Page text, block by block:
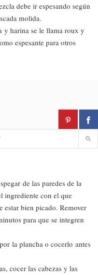
debe ir espesando según
molida.
y harina se le llama roux y
espesante para otros
de las paredes de la
ingrediente con el que
estar bien picado. Remover
para que se integren
la plancha o cocerlo antes
cocer las cabezas y las